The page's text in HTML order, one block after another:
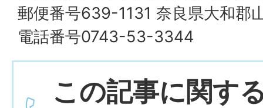
郵便番号639-1131 奈良県大和郡
電話番号0743-53-3344
この記事に関す